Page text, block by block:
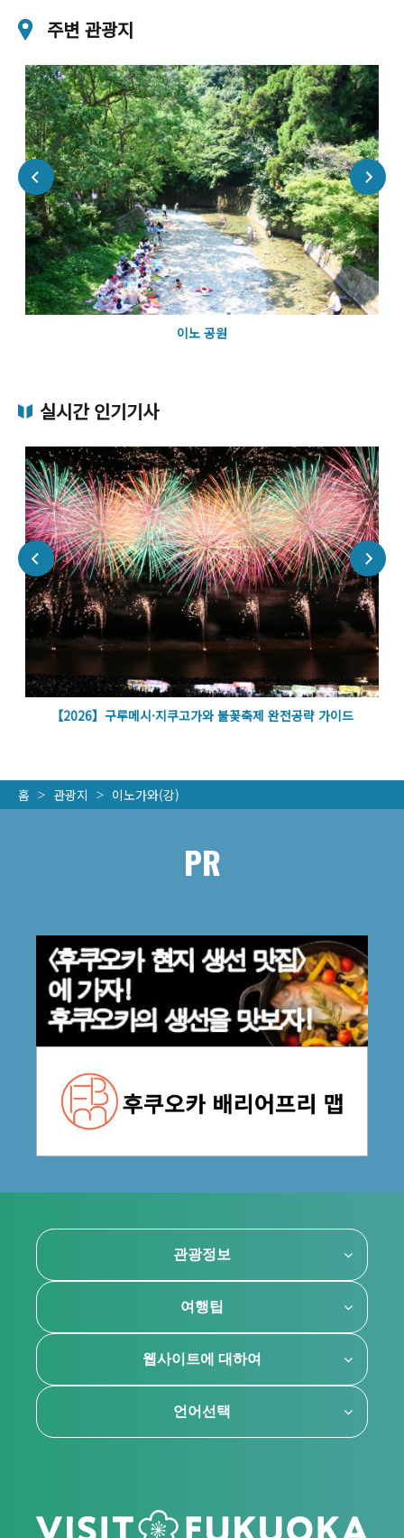
주변 관광지
이노 공원
실시간 인기기사
【2026】구루메시·지쿠고가와 불꽃축제 완전공략 가이드
홈 관광지 이노가와(강)
PR
관광정보
여행팁
웹사이트에 대하여
언어선택